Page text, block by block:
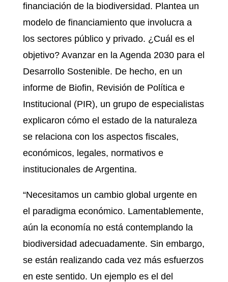
financiación de la biodiversidad. Plantea un
modelo de financiamiento que involucra a
los sectores público y privado. ¿Cuál es el
objetivo? Avanzar en la Agenda 2030 para el
Desarrollo Sostenible. De hecho, en un
informe de Biofin, Revisión de Política e
Institucional (PIR), un grupo de especialistas
explicaron cómo el estado de la naturaleza
se relaciona con los aspectos fiscales,
económicos, legales, normativos e
institucionales de Argentina.
“Necesitamos un cambio global urgente en
el paradigma económico. Lamentablemente,
aún la economía no está contemplando la
biodiversidad adecuadamente. Sin embargo,
se están realizando cada vez más esfuerzos
en este sentido. Un ejemplo es el del